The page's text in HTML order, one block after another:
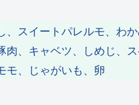
スイートパレルモ、わ
、キャベツ、しめじ、
モ、じゃがいも、卵